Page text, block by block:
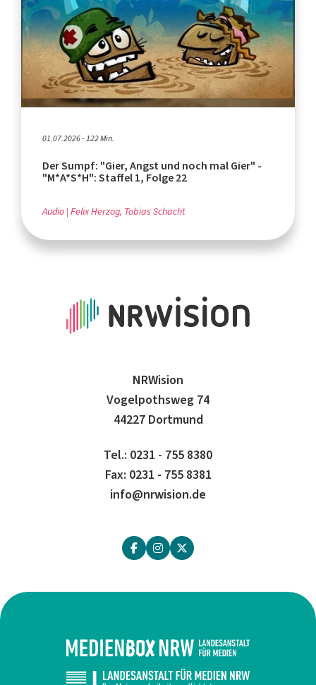
01.07.2026 - 122 Min.
Der Sumpf: "Gier, Angst und noch mal Gier" -
"M*A*S*H": Staffel 1, Folge 22
Audio Felix Herzog, Tobias Schacht
NRWision
Vogelpothsweg 74
44227 Dortmund
Tel.: 0231 - 755 8380
Fax: 0231 - 755 8381
info@nrwision.de